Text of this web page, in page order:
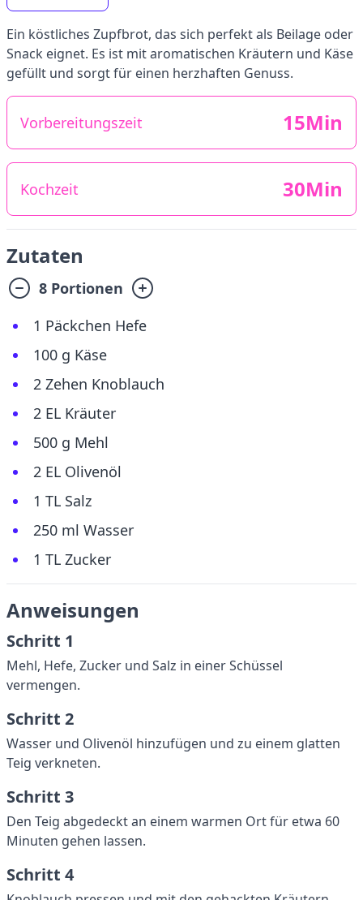
Ein köstliches Zupfbrot, das sich perfekt als Beilage oder
Snack eignet. Es ist mit aromatischen Kräutern und Käse
gefüllt und sorgt für einen herzhaften Genuss.
Vorbereitungszeit 15Min
Kochzeit 30Min
Zutaten
8 Portionen
1 Päckchen Hefe
100 g Käse
2 Zehen Knoblauch
2 EL Kräuter
500 g Mehl
2 EL Olivenöl
1 TL Salz
250 ml Wasser
1 TL Zucker
Anweisungen
Schritt 1
Mehl, Hefe, Zucker und Salz in einer Schüssel
vermengen.
Schritt 2
Wasser und Olivenöl hinzufügen und zu einem glatten
Teig verkneten.
Schritt 3
Den Teig abgedeckt an einem warmen Ort für etwa 60
Minuten gehen lassen.
Schritt 4